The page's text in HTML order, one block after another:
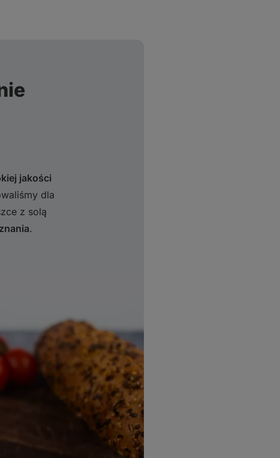
jakości
dla
z solą
.